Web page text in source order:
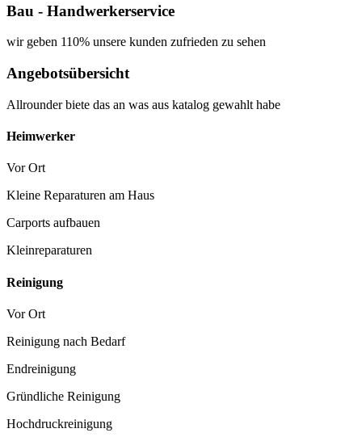
Bau - Handwerkerservice
wir geben 110% unsere kunden zufrieden zu sehen
Angebotsübersicht
Allrounder biete das an was aus katalog gewahlt habe
Heimwerker
Vor Ort
Kleine Reparaturen am Haus
Carports aufbauen
Kleinreparaturen
Reinigung
Vor Ort
Reinigung nach Bedarf
Endreinigung
Gründliche Reinigung
Hochdruckreinigung